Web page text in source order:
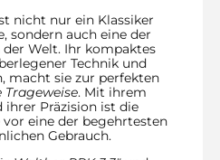
nicht nur ein Klassiker
sondern auch eine der
Welt. Ihr kompaktes
Technik und
macht sie zur perfekten
Trageweise. Mit ihrem
ihrer Präzision ist die
eine der begehrtesten
Gebrauch.